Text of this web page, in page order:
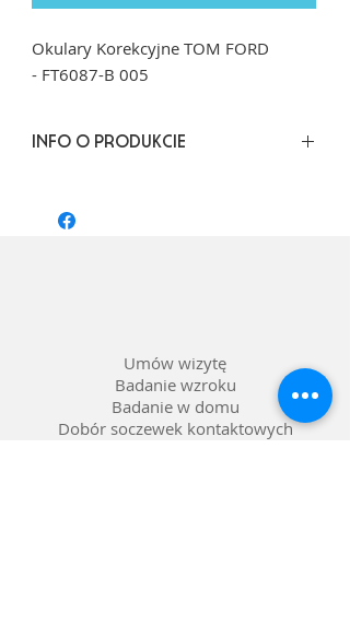
Okulary Korekcyjne TOM FORD
- FT6087-B 005
INFO O PRODUKCIE
Kształt: Kwadrat
Materiał oprawy: Metal
Umów wizytę
Badanie wzroku
Badanie w domu
Dobór soczewek kontaktowych